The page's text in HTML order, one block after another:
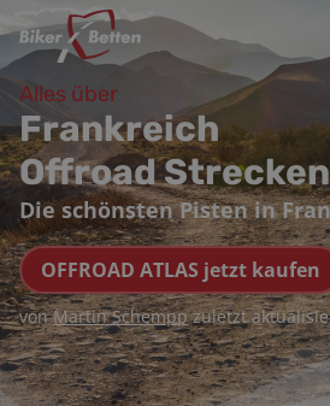
Alles über
Frankreich
Offroad Strecken
Die schönsten Pisten in
OFFROAD ATLAS jetzt kaufen
von Martin Schempp zuletzt